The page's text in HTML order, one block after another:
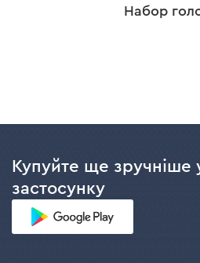
Набор
Купуйте ще зручніше
застосунку